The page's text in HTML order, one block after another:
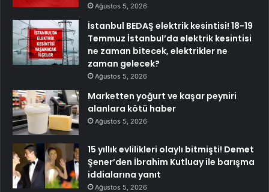
Ağustos 5, 2026
İstanbul BEDAŞ elektrik kesintisi! 18-19
Temmuz İstanbul’da elektrik kesintisi
ne zaman bitecek, elektrikler ne
zaman gelecek?
Ağustos 5, 2026
Marketten yoğurt ve kaşar peyniri
alanlara kötü haber
Ağustos 5, 2026
15 yıllık evlilikleri olaylı bitmişti! Demet
Şener’den İbrahim Kutluay ile barışma
iddialarına yanıt
Ağustos 5, 2026